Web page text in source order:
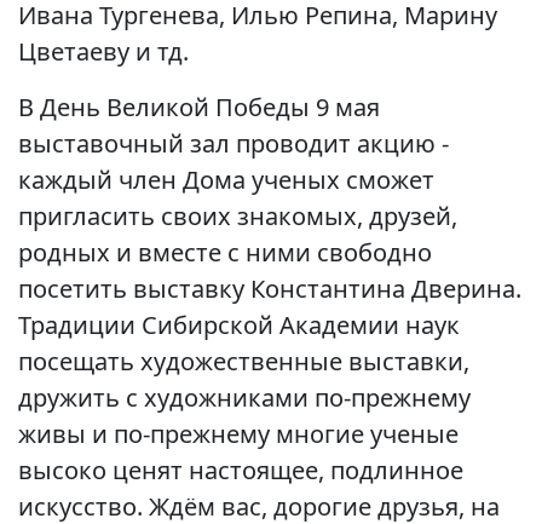
Ивана Тургенева, Илью Репина, Марину
Цветаеву и тд.
В День Великой Победы 9 мая
выставочный зал проводит акцию -
каждый член Дома ученых сможет
пригласить своих знакомых, друзей,
родных и вместе с ними свободно
посетить выставку Константина Дверина.
Традиции Сибирской Академии наук
посещать художественные выставки,
дружить с художниками по-прежнему
живы и по-прежнему многие ученые
высоко ценят настоящее, подлинное
искусство. Ждём вас, дорогие друзья, на